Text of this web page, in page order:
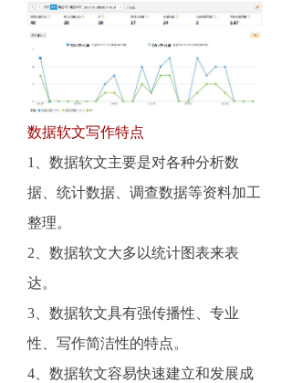
数据软文写作特点
1、数据软文主要是对各种分析数
据、统计数据、调查数据等资料加工
整理。
2、数据软文大多以统计图表来表
达。
3、数据软文具有强传播性、专业
性、写作简洁性的特点。
4、数据软文容易快速建立和发展成